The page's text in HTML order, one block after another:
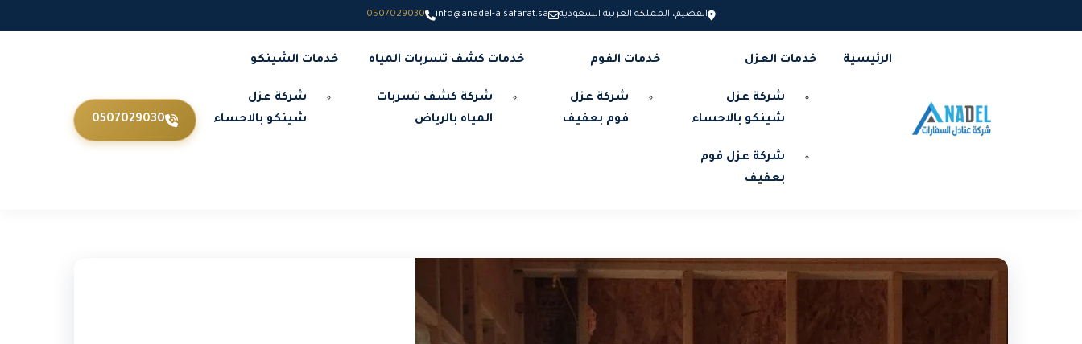
القصيم، المملكة العربية السعودية info@anadel-alsafarat.sa
0507029030
الرئيسية خدمات العزل
شركة عزل
شينكو بالاحساء
شركة عزل فوم
بعفيف
خدمات الفوم
شركة عزل
فوم بعفيف
خدمات كشف تسربات المياه
شركة كشف تسربات
المياه بالرياض
خدمات الشينكو
شركة عزل
شينكو بالاحساء
0507029030